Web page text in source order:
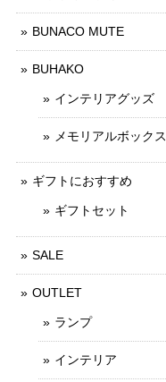
BUNACO MUTE
BUHAKO
インテリアグッズ
メモリアルボックス
ギフトにおすすめ
ギフトセット
SALE
OUTLET
ランプ
インテリア